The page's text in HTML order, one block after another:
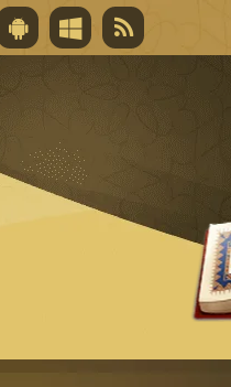
قال تعالى
أغلى جائزة، وهي مفتاح باب العطايا